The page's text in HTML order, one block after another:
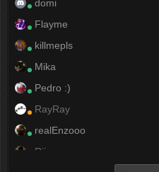
domi
Flayme
killmepls
Mika
Pedro :)
RayRay
realEnzooo
Riinox